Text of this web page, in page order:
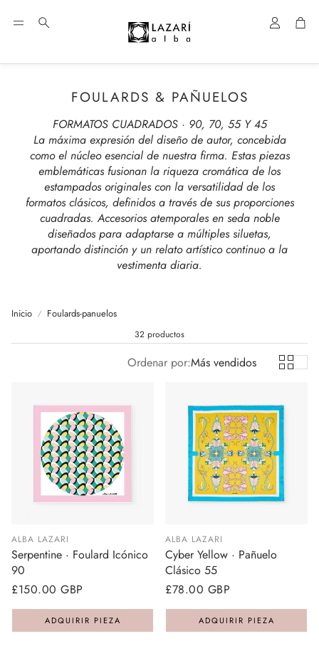
Buscar Cuenta
FOULARDS & PAÑUELOS
FORMATOS CUADRADOS · 90, 70, 55 Y 45
La máxima expresión del diseño de autor, concebida
como el núcleo esencial de nuestra firma. Estas piezas
emblemáticas fusionan la riqueza cromática de los
estampados originales con la versatilidad de los
formatos clásicos, definidos a través de sus proporciones
cuadradas. Accesorios atemporales en seda noble
diseñados para adaptarse a múltiples siluetas,
aportando distinción y un relato artístico continuo a la
vestimenta diaria.
Inicio Foulards-panuelos
32 productos
Ordenar por:Más vendidos
ALBA LAZARI
Serpentine · Foulard Icónico
90
Precio
regular
£150.00 GBP
ADQUIRIR PIEZA
ALBA LAZARI
Cyber Yellow · Pañuelo
Clásico 55
Precio
regular
£78.00 GBP
ADQUIRIR PIEZA